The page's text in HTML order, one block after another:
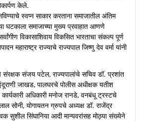
केले.
स्वप्न साकार करताना समाजातील अंतिम
घटकाला समाजाच्या मुख्य प्रवाहात आणणे
विकासाशिवाय विकसित भारताचा संकल्प पूर्ण
महाराष्ट्र राज्याचे राज्यपाल जिष्णु देव वर्मा यांनी
संरक्षक संजय पटेल, राज्यपालांचे सचिव डॉ. प्रशांत
जाखड, पालघरचे पोलीस अधीक्षक यतीश
अधिकारी मनोज रानडे, वनबंधू ट्रस्टचे
सोनी, योगायतन ग्रुपचे अध्यक्ष डॉ. राजेंद्र
सुशील सिंघानिया आदी मान्यवरांसह मोठ्या संख्येने